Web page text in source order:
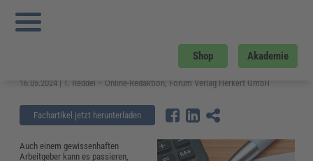
Shop Akademie
Sie sind hier:
Konsequenzen für Arbeitgeber bei Fehlern in der Lohnabrechnung
Die Konsequenzen für Arbeitgeber
bei Fehlern in der Lohnabrechnung
16.05.2024 | T. Reddel – Online-Redaktion, Forum Verlag Herkert GmbH
Fachartikel jetzt herunterladen
Auch einem gewissenhaften
Arbeitgeber kann es passieren,